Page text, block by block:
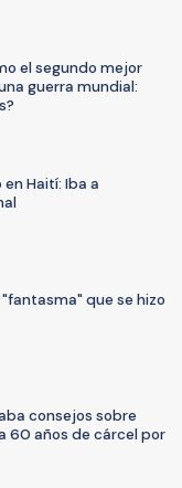
el segundo mejor
guerra mundial:
Haití: Iba a
que se hizo
consejos sobre
60 años de cárcel por